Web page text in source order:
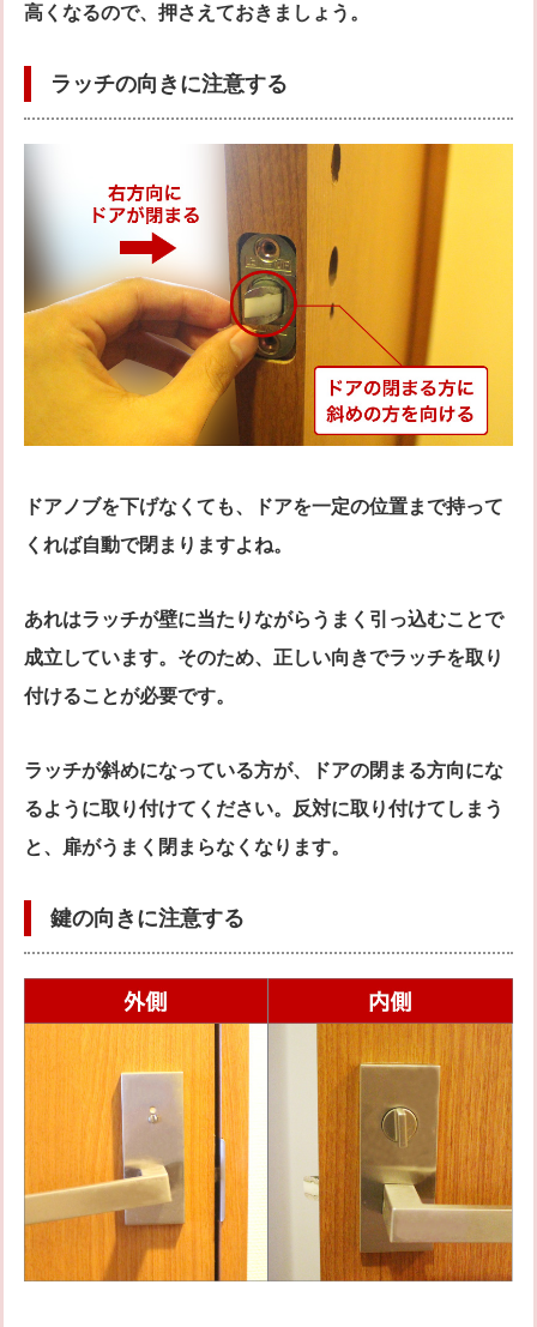
高くなるので、押さえておきましょう。
ラッチの向きに注意する
ドアノブを下げなくても、ドアを一定の位置まで持って
くれば自動で閉まりますよね。
あれはラッチが壁に当たりながらうまく引っ込むことで
成立しています。そのため、正しい向きでラッチを取り
付けることが必要です。
ラッチが斜めになっている方が、ドアの閉まる方向にな
るように取り付けてください。反対に取り付けてしまう
と、扉がうまく閉まらなくなります。
鍵の向きに注意する